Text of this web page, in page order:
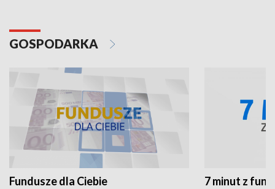
GOSPODARKA
Fundusze dla Ciebie 7 minut z